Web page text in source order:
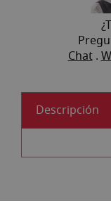
Chat.
Descripción